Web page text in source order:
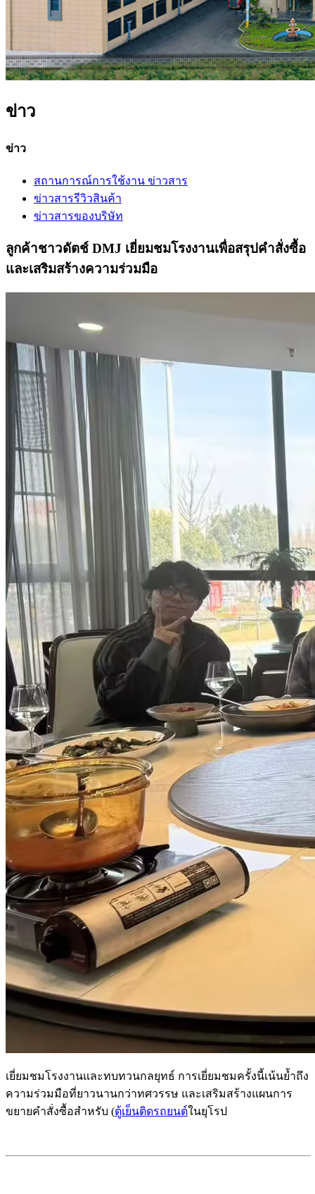
ข่าว
ข่าว
สถานการณ์การใช้งาน ข่าวสาร
ข่าวสารรีวิวสินค้า
ข่าวสารของบริษัท
ลูกค้าชาวดัตช์ DMJ เยี่ยมชมโรงงานเพื่อสรุปคำสั่งซื้อ
และเสริมสร้างความร่วมมือ
เยี่ยมชมโรงงานและทบทวนกลยุทธ์ การเยี่ยมชมครั้งนี้เน้นย้ำถึง
ความร่วมมือที่ยาวนานกว่าทศวรรษ และเสริมสร้างแผนการ
ขยายคำสั่งซื้อสำหรับ (ตู้เย็นติดรถยนต์ในยุโรป